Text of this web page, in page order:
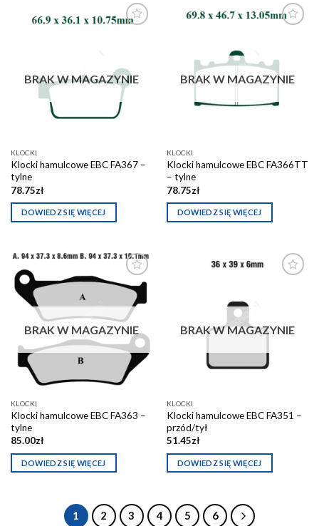
schowka
BRAK W MAGAZYNIE
KLOCKI
Klocki hamulcowe EBC FA367 –
tylne
78.75zł
DOWIEDZ SIĘ WIĘCEJ
Dodaj do
schowka
BRAK W MAGAZYNIE
KLOCKI
Klocki hamulcowe EBC FA366TT
– tylne
78.75zł
DOWIEDZ SIĘ WIĘCEJ
Dodaj do
schowka
BRAK W MAGAZYNIE
KLOCKI
Klocki hamulcowe EBC FA363 –
tylne
85.00zł
DOWIEDZ SIĘ WIĘCEJ
BRAK W MAGAZYNIE
KLOCKI
Klocki hamulcowe EBC FA351 –
przód/tył
51.45zł
DOWIEDZ SIĘ WIĘCEJ
1 2 3 4 5 6